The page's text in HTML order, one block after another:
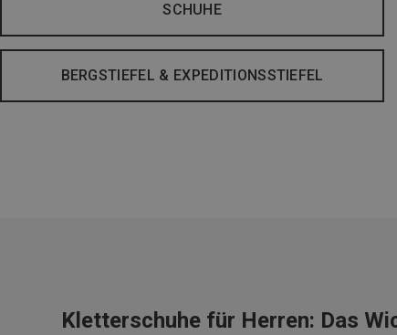
SCHUHE
BERGSTIEFEL & EXPEDITIONSSTIEFEL
Kletterschuhe für Herren: Das